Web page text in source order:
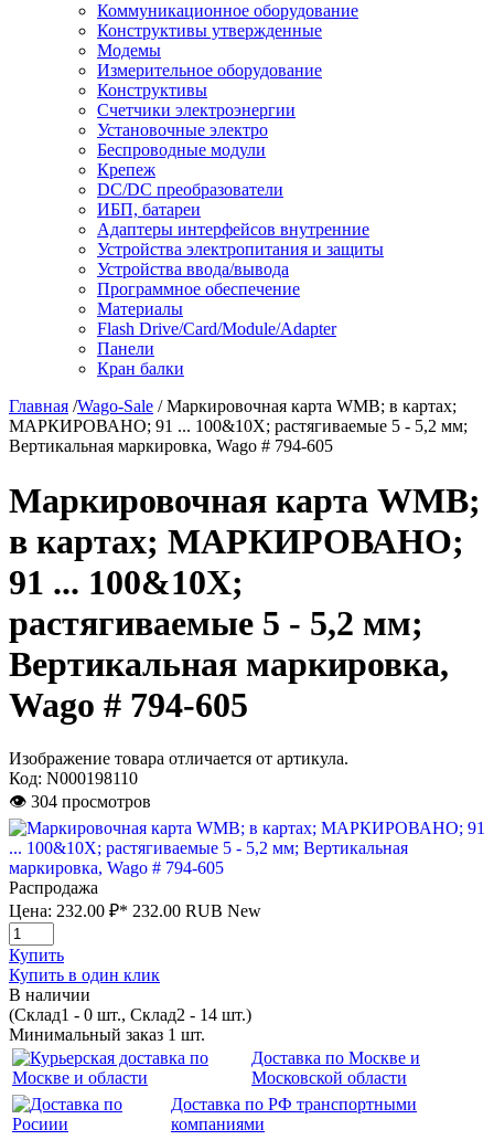
Коммуникационное оборудование
Конструктивы утвержденные
Модемы
Измерительное оборудование
Конструктивы
Счетчики электроэнергии
Установочные электро
Беспроводные модули
Крепеж
DC/DC преобразователи
ИБП, батареи
Адаптеры интерфейсов внутренние
Устройства электропитания и защиты
Устройства ввода/вывода
Программное обеспечение
Материалы
Flash Drive/Card/Module/Adapter
Панели
Кран балки
Главная /Wago-Sale / Маркировочная карта WMB; в картах;
МАРКИРОВАНО; 91 ... 100&10X; растягиваемые 5 - 5,2 мм;
Вертикальная маркировка, Wago # 794-605
Маркировочная карта WMB;
в картах; МАРКИРОВАНО;
91 ... 100&10X;
растягиваемые 5 - 5,2 мм;
Вертикальная маркировка,
Wago # 794-605
Изображение товара отличается от артикула.
Код: N000198110
👁 304 просмотров
Распродажа
Цена: 232.00 ₽* 232.00 RUB New
Купить
Купить в один клик
В наличии
(Склад1 - 0 шт., Склад2 - 14 шт.)
Минимальный заказ 1 шт.
Доставка по Москве и
Московской области
Доставка по РФ транспортными
компаниями